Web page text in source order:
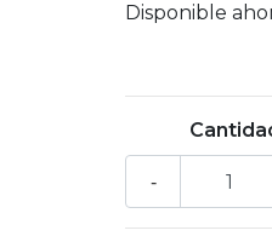
Disponible
-